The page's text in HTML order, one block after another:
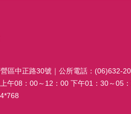
區中正路30號｜公所電話：(06)632-
午08：00～12：00 下午01：30～05